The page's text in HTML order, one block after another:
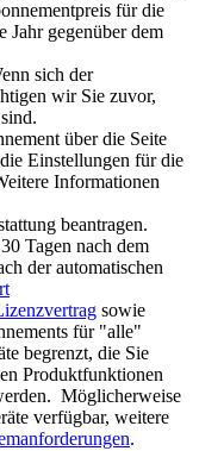
für die
Jahr gegenüber dem
sich der
wir Sie zuvor,
über die Seite
Einstellungen für die
Informationen
beantragen.
Tagen nach dem
der automatischen
sowie
für "alle"
begrenzt, die Sie
Produktfunktionen
Möglicherweise
verfügbar, weitere
.